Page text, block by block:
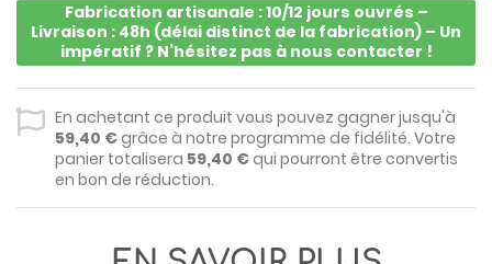
Fabrication artisanale : 10/12 jours ouvrés –
Livraison : 48h (délai distinct de la fabrication) – Un
impératif ? N’hésitez pas à nous contacter !
En achetant ce produit vous pouvez gagner jusqu'à
59,40 €grâce à notre programme de fidélité. Votre
panier totalisera 59,40 €qui pourront être convertis
en bon de réduction.